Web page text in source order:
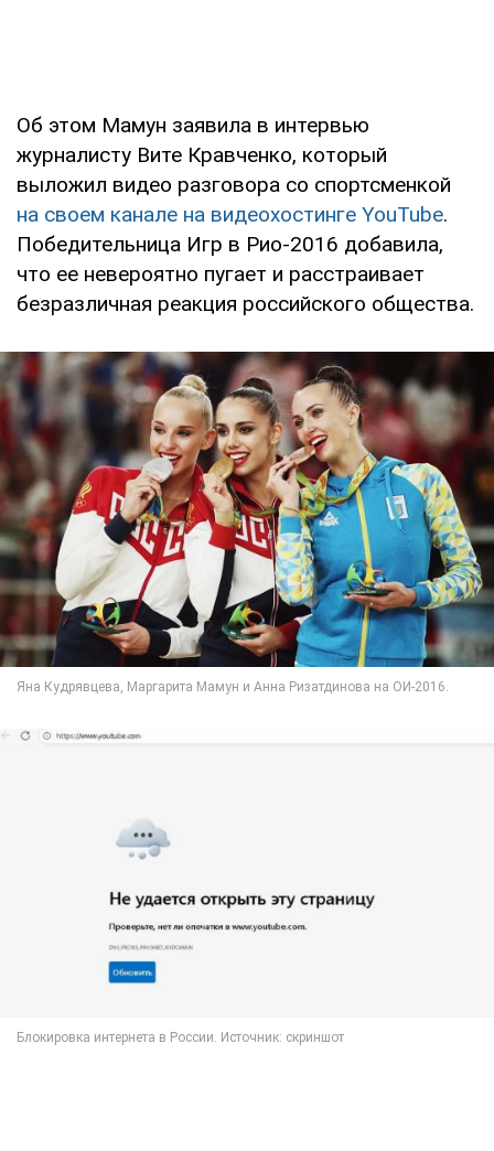
Об этом Мамун заявила в интервью
журналисту Вите Кравченко, который
выложил видео разговора со спортсменкой
на своем канале на видеохостинге YouTube.
Победительница Игр в Рио-2016 добавила,
что ее невероятно пугает и расстраивает
безразличная реакция российского общества.